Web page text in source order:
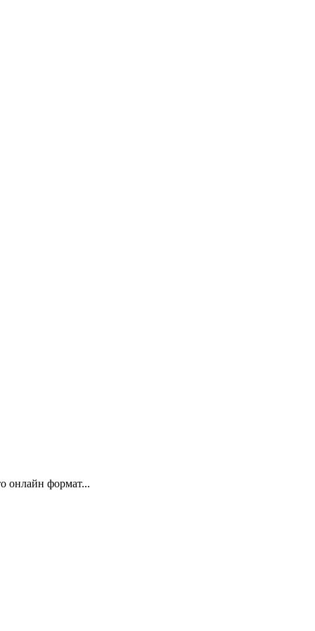
онлайн формат...